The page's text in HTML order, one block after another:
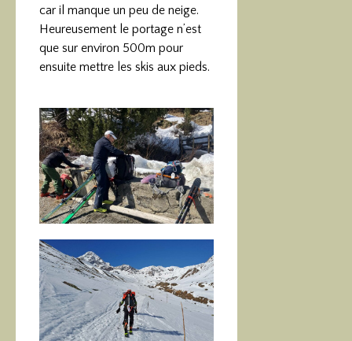
car il manque un peu de neige.
Heureusement le portage n’est
que sur environ 500m pour
ensuite mettre les skis aux pieds.